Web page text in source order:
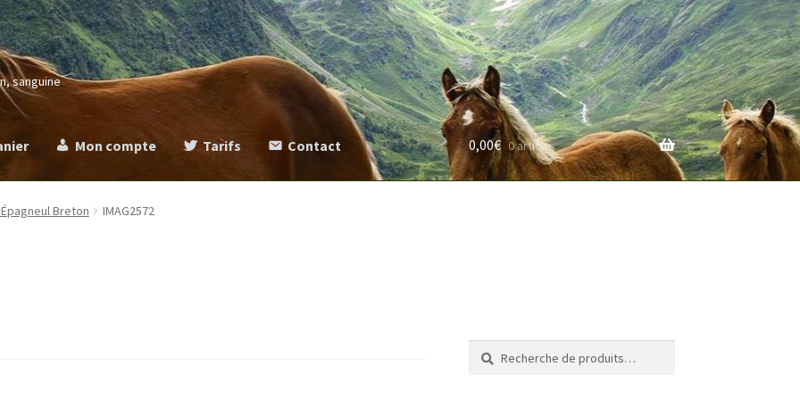
sanguine
Mon compte Tarifs Contact
Commande Contact
0,00€ 0 article
Breton IMAG2572
Recherche
pour :
Recherche